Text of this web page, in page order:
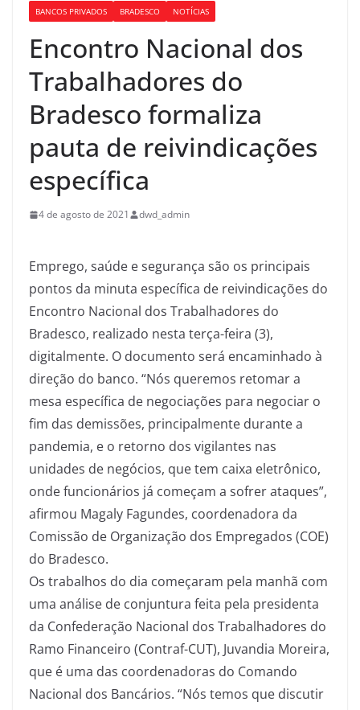
BANCOS PRIVADOS BRADESCO NOTÍCIAS
Encontro Nacional dos
Trabalhadores do
Bradesco formaliza
pauta de reivindicações
específica
4 de agosto de 2021 dwd_admin
Emprego, saúde e segurança são os principais
pontos da minuta específica de reivindicações do
Encontro Nacional dos Trabalhadores do
Bradesco, realizado nesta terça-feira (3),
digitalmente. O documento será encaminhado à
direção do banco. “Nós queremos retomar a
mesa específica de negociações para negociar o
fim das demissões, principalmente durante a
pandemia, e o retorno dos vigilantes nas
unidades de negócios, que tem caixa eletrônico,
onde funcionários já começam a sofrer ataques”,
afirmou Magaly Fagundes, coordenadora da
Comissão de Organização dos Empregados (COE)
do Bradesco.
Os trabalhos do dia começaram pela manhã com
uma análise de conjuntura feita pela presidenta
da Confederação Nacional dos Trabalhadores do
Ramo Financeiro (Contraf-CUT), Juvandia Moreira,
que é uma das coordenadoras do Comando
Nacional dos Bancários. “Nós temos que discutir